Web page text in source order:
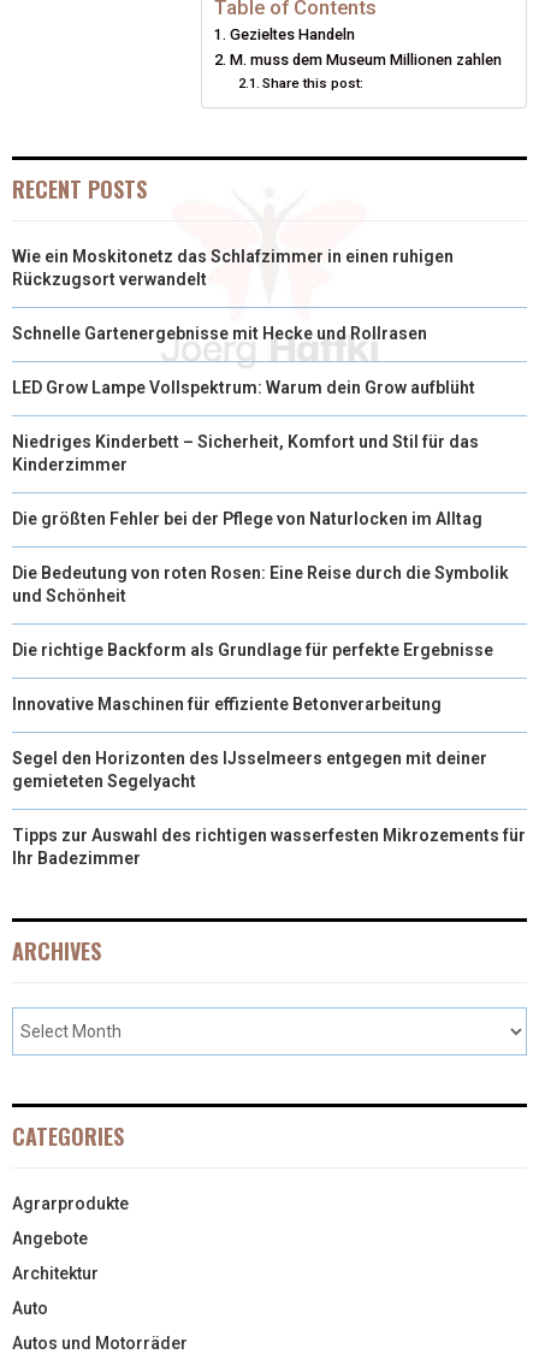
R
E
Table of Contents
Gezieltes Handeln
M. muss dem Museum Millionen zahlen
Share this post:
RECENT POSTS
Wie ein Moskitonetz das Schlafzimmer in einen ruhigen
Rückzugsort verwandelt
Schnelle Gartenergebnisse mit Hecke und Rollrasen
LED Grow Lampe Vollspektrum: Warum dein Grow aufblüht
Niedriges Kinderbett – Sicherheit, Komfort und Stil für das
Kinderzimmer
Die größten Fehler bei der Pflege von Naturlocken im Alltag
Die Bedeutung von roten Rosen: Eine Reise durch die Symbolik
und Schönheit
Die richtige Backform als Grundlage für perfekte Ergebnisse
Innovative Maschinen für effiziente Betonverarbeitung
Segel den Horizonten des IJsselmeers entgegen mit deiner
gemieteten Segelyacht
Tipps zur Auswahl des richtigen wasserfesten Mikrozements für
Ihr Badezimmer
ARCHIVES
CATEGORIES
Agrarprodukte
Angebote
Architektur
Auto
Autos und Motorräder